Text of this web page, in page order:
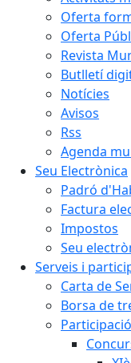
Oferta
Oferta
Revista
Butlletí
Notícies
Avisos
Rss
Agenda
Seu Electrònica
Padró
Factura
Impostos
Seu
Serveis i
Carta de
Borsa de
Participació